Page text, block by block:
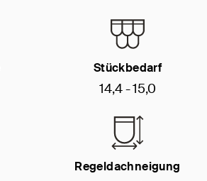
Stückbedarf
14,4 - 15,0
Regeldachneigung